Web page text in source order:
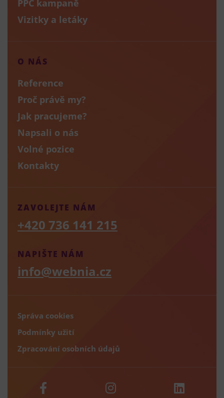
PPC kampaně
Vizitky a letáky
O NÁS
Reference
Proč právě my?
Jak pracujeme?
Napsali o nás
Volné pozice
Kontakty
NAPIŠTE NÁM
info@webnia.cz
ZAVOLEJTE NÁM
+420 736 141 215
Správa cookies
Podmínky užití
Zpracování osobních údajů